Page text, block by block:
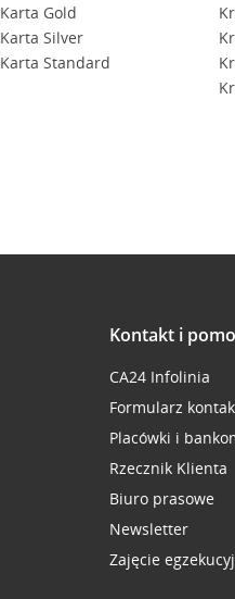
Karta Gold
Karta Silver
Karta Standard
Kontakt i
CA24 Infolinia
Formularz
Placówki i
Rzecznik Klienta
Biuro prasowe
Newsletter
Zajęcie